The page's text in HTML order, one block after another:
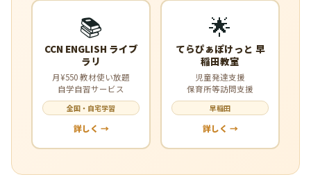
📚
CCN ENGLISH ライブ
ラリ
月¥550 教材使い放題
自学自習サービス
全国・自宅学習
詳しく →
🌟
てらぴぁぽけっと 早
稲田教室
児童発達支援
保育所等訪問支援
早稲田
詳しく →